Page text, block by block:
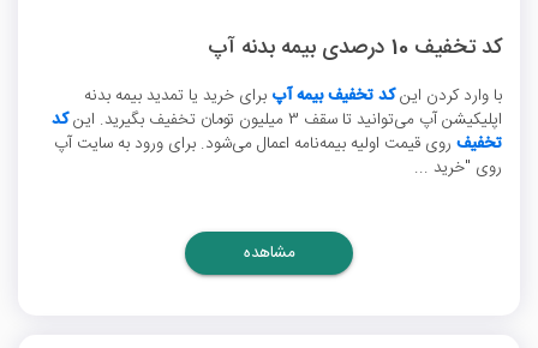
کد تخفیف 10 درصدی بیمه بدنه آپ
با وارد کردن اینکد تخفیف بیمه آپ برای خرید یا تمدید بیمه بدنه
اپلیکیشن آپ می‌توانید تا سقف 3 میلیون تومان تخفیف بگیرید. این
کد
تخفیف روی قیمت اولیه بیمه‌نامه اعمال می‌شود. برای ورود به سایت آپ
روی "خرید ...
مشاهده